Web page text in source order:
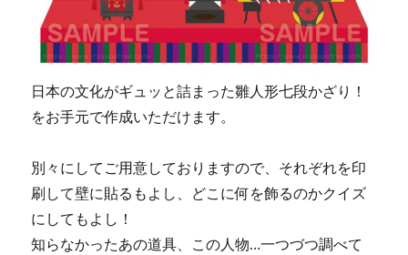
日本の文化がギュッと詰まった雛人形七段かざり！
をお手元で作成いただけます。
別々にしてご用意しておりますので、それぞれを印
刷して壁に貼るもよし、どこに何を飾るのかクイズ
にしてもよし！
知らなかったあの道具、この人物…一つづつ調べて